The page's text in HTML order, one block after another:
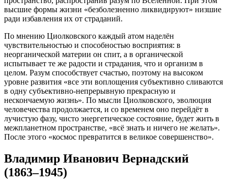
высшие формы жизни «безболезненно ликвидируют» низшие
ради избавления их от страданий.
По мнению Циолковского каждый атом наделён
чувствительностью и способностью восприятия: в
неорганической материи он спит, а в органической
испытывает те же радости и страдания, что и организм в
целом. Разум способствует счастью, поэтому на высоком
уровне развития «все эти воплощения субъективно сливаются
в одну субъективно-непрерывную прекрасную и
нескончаемую жизнь». По мысли Циолковского, эволюция
человечества продолжается, и со временем оно перейдёт в
лучистую фазу, чисто энергетическое состояние, будет жить в
межпланетном пространстве, «всё знать и ничего не желать».
После этого «космос превратится в великое совершенство».
Владимир Иванович Вернадский
(1863–1945)